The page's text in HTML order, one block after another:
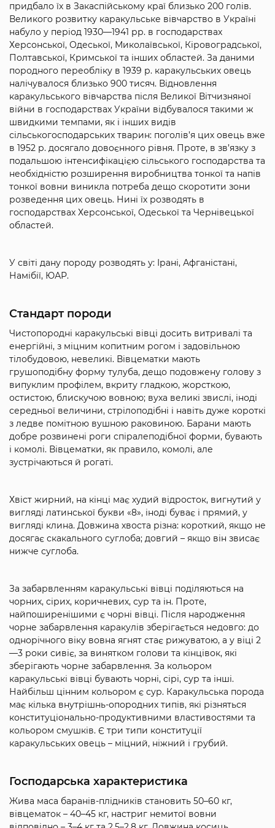
придбало їх в Закаспійському краї близько 200 голів.
Великого розвитку каракульське вівчарство в Україні
набуло у період 1930—1941 рр. в господарствах
Херсонської, Одеської, Миколаївської, Кіровоградської,
Полтавської, Кримської та інших областей. За даними
породного переобліку в 1939 р. каракульських овець
налічувалося близько 900 тисяч. Відновлення
каракульського вівчарства після Великої Вітчизняної
війни в господарствах України відбувалося такими ж
швидкими темпами, як і інших видів
сільськогосподарських тварин: поголів’я цих овець вже
в 1952 р. досягало довоєнного рівня. Проте, в зв’язку з
подальшою інтенсифікацією сільського господарства та
необхідністю розширення виробництва тонкої та напів
тонкої вовни виникла потреба дещо скоротити зони
розведення цих овець. Нині їх розводять в
господарствах Херсонської, Одеської та Чернівецької
областей.
У світі дану породу розводять у: Ірані, Афганістані,
Намібії, ЮАР.
Стандарт породи
Чистопородні каракульські вівці досить витривалі та
енергійні, з міцним копитним рогом і задовільною
тілобудовою, невеликі. Вівцематки мають
грушоподібну форму тулуба, дещо подовжену голову з
випуклим профілем, вкриту гладкою, жорсткою,
остистою, блискучою вовною; вуха великі звислі, іноді
середньої величини, стрілоподібні і навіть дуже короткі
з ледве помітною вушною раковиною. Барани мають
добре розвинені роги спіралеподібної форми, бувають
і комолі. Вівцематки, як правило, комолі, але
зустрічаються й рогаті.
Хвіст жирний, на кінці має худий відросток, вигнутий у
вигляді латинської букви «8», іноді буває і прямий, у
вигляді клина. Довжина хвоста різна: короткий, якщо не
досягає скакального суглоба; довгий – якщо він звисає
нижче суглоба.
За забарвленням каракульські вівці поділяються на
чорних, сірих, коричневих, сур та ін. Проте,
найпоширенішими є чорні вівці. Після народження
чорне забарвлення каракулів зберігається недовго: до
однорічного віку вовна ягнят стає рижуватою, а у віці 2
—3 роки сивіє, за винятком голови та кінцівок, які
зберігають чорне забарвлення. За кольором
каракульські вівці бувають чорні, сірі, сур та ін­ші.
Найбільш цінним кольором є сур. Каракульська порода
має кілька внутрішнь-опородних типів, які різняться
конституціонально-продуктивними властивостями та
кольором смушків. Є три типи конституції
каракульських овець – міцний, ніжний і грубий.
Господарська характеристика
Жива маса баранів-плідників становить 50–60 кг,
вівцематок – 40–45 кг, настриг немитої вовни